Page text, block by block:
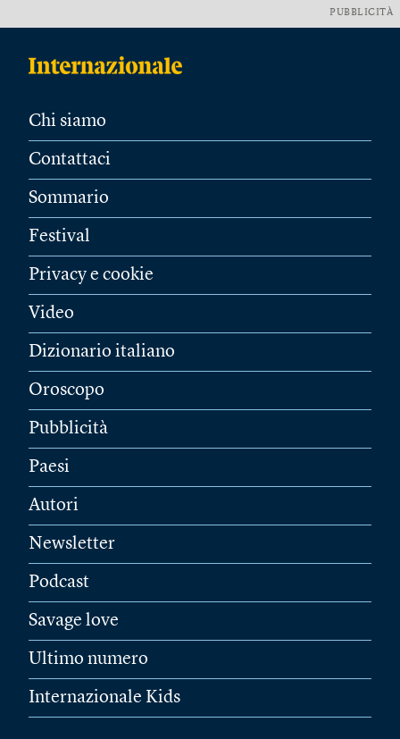
PUBBLICITÀ
Chi siamo
Contattaci
Sommario
Festival
Privacy e cookie
Video
Dizionario italiano
Oroscopo
Pubblicità
Paesi
Autori
Newsletter
Podcast
Savage love
Ultimo numero
Internazionale Kids